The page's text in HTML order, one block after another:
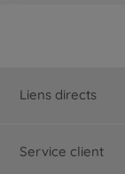
Liens directs
Service client